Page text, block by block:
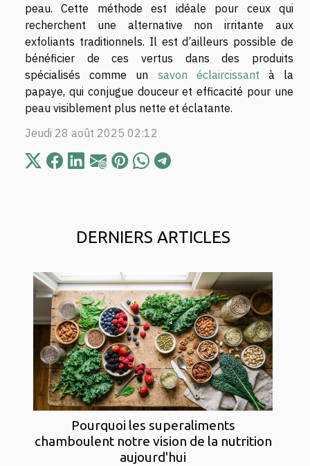
DERNIERS ARTICLES
Pourquoi les superaliments
chamboulent notre vision de la nutrition
aujourd'hui
peau. Cette méthode est idéale pour ceux qui
recherchent une alternative non irritante aux
exfoliants traditionnels. Il est d’ailleurs possible de
bénéficier de ces vertus dans des produits
spécialisés comme un savon éclaircissant à la
papaye, qui conjugue douceur et efficacité pour une
peau visiblement plus nette et éclatante.
Jeudi 28 août 2025 02:12